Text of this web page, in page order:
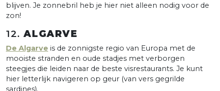
blijven. Je zonnebril heb je hier niet alleen nodig voor de
zon!
12.ALGARVE
De Algarve is de zonnigste regio van Europa met de
mooiste stranden en oude stadjes met verborgen
steegjes die leiden naar de beste visrestaurants. Je kunt
hier letterlijk navigeren op geur (van vers gegrilde
sardines).